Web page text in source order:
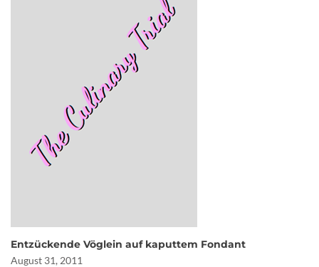
Entzückende Vöglein auf kaputtem Fondant
August 31, 2011